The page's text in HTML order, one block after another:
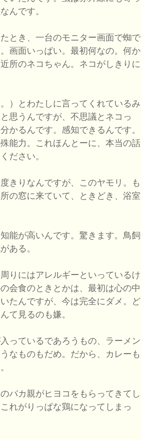
んです。
とき、一台のモニター画面で蜘で
画面いっぱい。最初何なの。何か
所のネコちゃん。ネコがしきりに
）とわたしに言ってくれているみ
思うんですが、不思議とネコっ
かるんです。感知できるんです。
能力。これほんとーに、本当の話
ださい。
きりなんですが、このヤモリ。も
の窓に来ていて、ときどき、浴室
能が高いんです。驚きます。鳥飼
ある。
りにはアレルギーといっているけ
会食のときとかは、最初は心の中
たんですが、今は完全にダメ。ど
て見るのも嫌。
っているであろうもの、ラーメン
なものもだめ。だから、カレーも
バカ親がヒヨコをもらってきてし
れがりっぱな鶏になってしまっ